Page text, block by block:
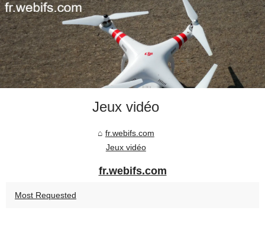
Jeux vidéo
fr.webifs.com
Jeux vidéo
fr.webifs.com
Most Requested